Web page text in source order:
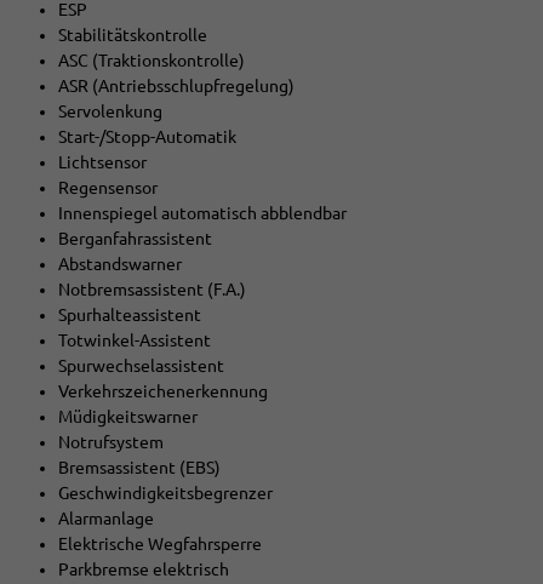
ESP
Stabilitätskontrolle
ASC (Traktionskontrolle)
ASR (Antriebsschlupfregelung)
Servolenkung
Start-/Stopp-Automatik
Lichtsensor
Regensensor
Innenspiegel automatisch abblendbar
Berganfahrassistent
Abstandswarner
Notbremsassistent (F.A.)
Spurhalteassistent
Totwinkel-Assistent
Spurwechselassistent
Verkehrszeichenerkennung
Müdigkeitswarner
Notrufsystem
Bremsassistent (EBS)
Geschwindigkeitsbegrenzer
Alarmanlage
Elektrische Wegfahrsperre
Parkbremse elektrisch